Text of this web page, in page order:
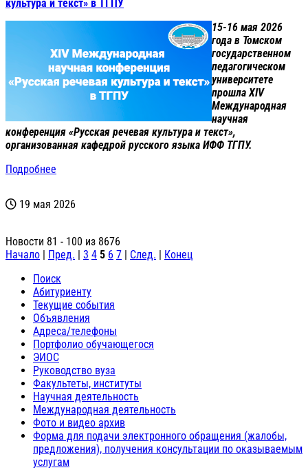
культура и текст» в ТГПУ
15-16 мая 2026
года в Томском
государственном
педагогическом
университете
прошла XIV
Международная
научная
конференция «Русская речевая культура и текст»,
организованная кафедрой русского языка ИФФ ТГПУ.
Подробнее
19 мая 2026
Новости 81 - 100 из 8676
Начало
Пред. 3 4 5 6 7 След.
Конец
Поиск
Абитуриенту
Текущие события
Объявления
Адреса/телефоны
Портфолио обучающегося
ЭИОС
Руководство вуза
Факультеты, институты
Научная деятельность
Международная деятельность
Фото и видео архив
Форма для подачи электронного обращения (жалобы,
предложения), получения консультации по оказываемым
услугам